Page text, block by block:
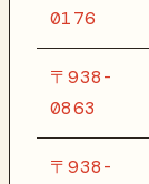
0176
〒938-
0863
〒938-